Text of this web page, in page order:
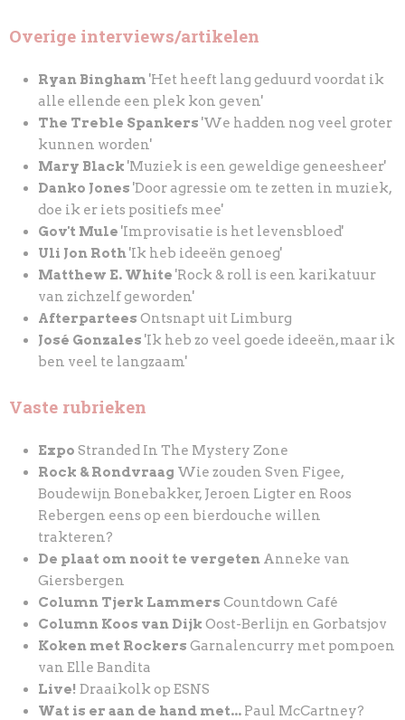
Overige interviews/artikelen
Ryan Bingham 'Het heeft lang geduurd voordat ik
alle ellende een plek kon geven'
The Treble Spankers 'We hadden nog veel groter
kunnen worden'
Mary Black 'Muziek is een geweldige geneesheer'
Danko Jones 'Door agressie om te zetten in muziek,
doe ik er iets positiefs mee'
Gov't Mule 'Improvisatie is het levensbloed'
Uli Jon Roth'Ik heb ideeën genoeg'
Matthew E. White 'Rock & roll is een karikatuur
van zichzelf geworden'
Afterpartees Ontsnapt uit Limburg
José Gonzales 'Ik heb zo veel goede ideeën, maar ik
ben veel te langzaam'
Vaste rubrieken
Expo Stranded In The Mystery Zone
Rock & Rondvraag Wie zouden Sven Figee,
Boudewijn Bonebakker, Jeroen Ligter en Roos
Rebergen eens op een bierdouche willen
trakteren?
De plaat om nooit te vergeten Anneke van
Giersbergen
Column Tjerk Lammers Countdown Café
Column Koos van Dijk Oost-Berlijn en Gorbatsjov
Koken met Rockers Garnalencurry met pompoen
van Elle Bandita
Live! Draaikolk op ESNS
Wat is er aan de hand met... Paul McCartney?